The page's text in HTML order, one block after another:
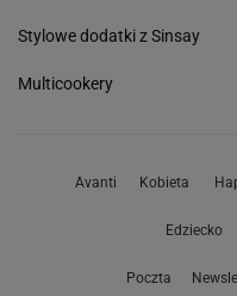
Stylowe dodatki z Sinsay
Multicookery
Avanti Kobieta
Edziecko
Poczta